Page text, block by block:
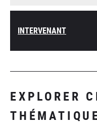
INTERVENANT
EXPLORER